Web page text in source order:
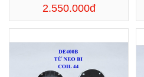
2.550.000đ